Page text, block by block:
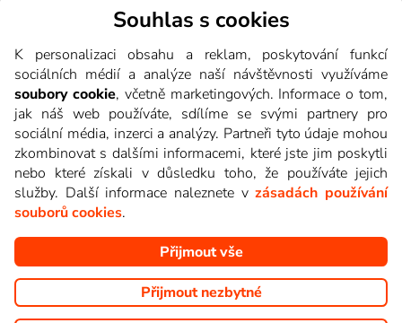
Zábava
Sport Zprávy Hudba
Copyright © goNET s.r.o. Na tomto webu jsou zobrazovány
obrázky z pořadů TV stanic, které můžete sledovat v Lepší.TV.
Souhlas s cookies
K personalizaci obsahu a reklam, poskytování funkcí
sociálních médií a analýze naší návštěvnosti využíváme
soubory cookie, včetně marketingových. Informace o tom,
jak náš web používáte, sdílíme se svými partnery pro
sociální média, inzerci a analýzy. Partneři tyto údaje mohou
zkombinovat s dalšími informacemi, které jste jim poskytli
nebo které získali v důsledku toho, že používáte jejich
služby. Další informace naleznete vzásadách používání
souborů cookies.
Přijmout vše
Přijmout nezbytné